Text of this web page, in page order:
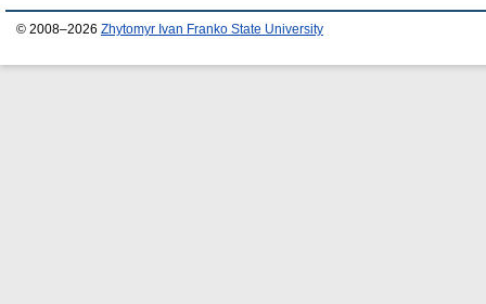
© 2008–2026 Zhytomyr Ivan Franko State University